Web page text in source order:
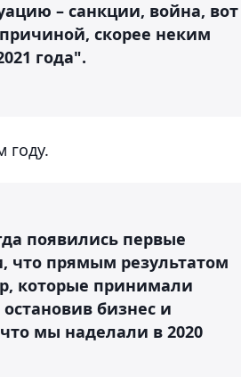
– санкции, война, вот
скорее неким
года".
году.
появились первые
что прямым результатом
которые принимали
бизнес и
мы наделали в 2020